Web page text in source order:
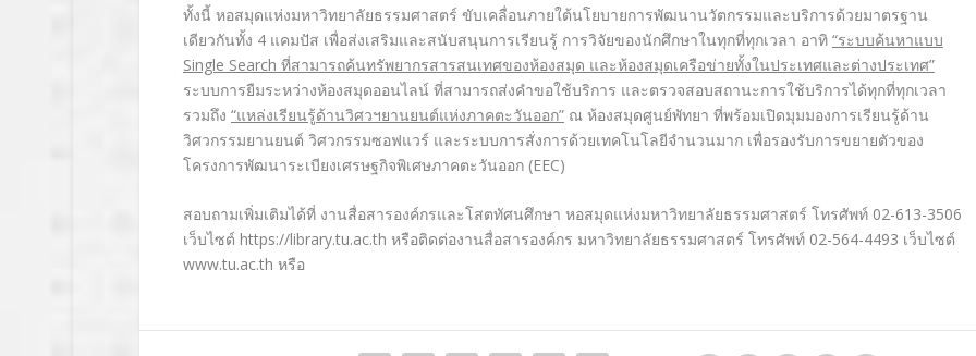
ทั้งนี้ หอสมุดแห่งมหาวิทยาลัยธรรมศาสตร์ ขับเคลื่อนภายใต้นโยบายการพัฒนานวัตกรรมและบริการด้วยมาตรฐาน
เดียวกันทั้ง 4 แคมปัส เพื่อส่งเสริมและสนับสนุนการเรียนรู้ การวิจัยของนักศึกษาในทุกที่ทุกเวลา อาทิ “ระบบค้นหาแบบ
Single Search ที่สามารถค้นทรัพยากรสารสนเทศของห้องสมุด และห้องสมุดเครือข่ายทั้งในประเทศและต่างประเทศ”
ระบบการยืมระหว่างห้องสมุดออนไลน์ ที่สามารถส่งคำขอใช้บริการ และตรวจสอบสถานะการใช้บริการได้ทุกที่ทุกเวลา
รวมถึง “แหล่งเรียนรู้ด้านวิศวฯยานยนต์แห่งภาคตะวันออก”ณ ห้องสมุดศูนย์พัทยา ที่พร้อมเปิดมุมมองการเรียนรู้ด้าน
วิศวกรรมยานยนต์ วิศวกรรมซอฟแวร์ และระบบการสั่งการด้วยเทคโนโลยีจำนวนมาก เพื่อรองรับการขยายตัวของ
โครงการพัฒนาระเบียงเศรษฐกิจพิเศษภาคตะวันออก (EEC)
สอบถามเพิ่มเติมได้ที่ งานสื่อสารองค์กรและโสตทัศนศึกษา หอสมุดแห่งมหาวิทยาลัยธรรมศาสตร์ โทรศัพท์ 02-613-3506
เว็บไซต์ https://library.tu.ac.th หรือติดต่องานสื่อสารองค์กร มหาวิทยาลัยธรรมศาสตร์ โทรศัพท์ 02-564-4493 เว็บไซต์
www.tu.ac.th หรือ